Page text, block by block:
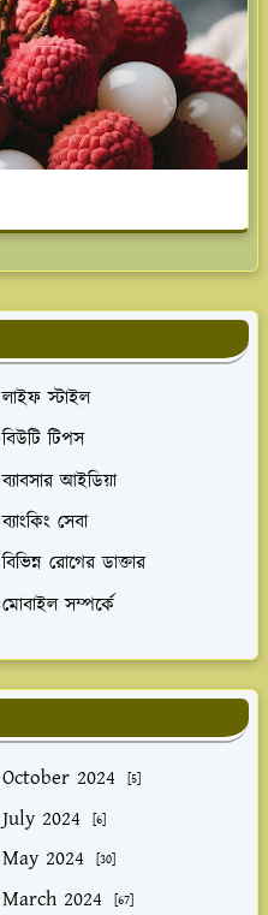
লাইফ স্টাইল
বিউটি টিপস
ব্যাবসার আইডিয়া
ব্যাংকিং সেবা
বিভিন্ন রোগের ডাক্তার
মোবাইল সম্পর্কে
October 2024 [5]
July 2024 [6]
May 2024 [30]
March 2024 [67]